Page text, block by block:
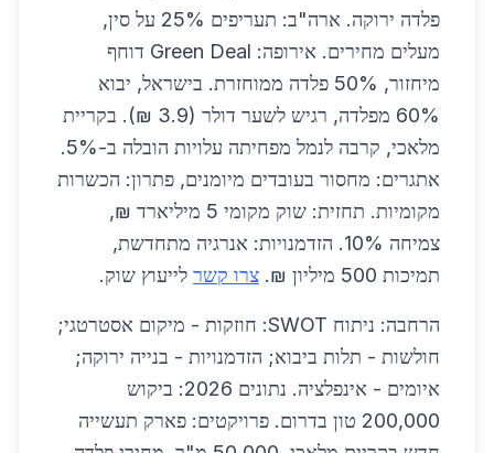
פלדה ירוקה. ארה"ב: תעריפים 25% על סין,
מעלים מחירים. אירופה: Green Deal דוחף
מיחזור, 50% פלדה ממוחזרת. בישראל, יבוא
60% מפלדה, רגיש לשער דולר (3.9 ₪). בקריית
מלאכי, קרבה לנמל מפחיתה עלויות הובלה ב-5%.
אתגרים: מחסור בעובדים מיומנים, פתרון: הכשרות
מקומיות. תחזית: שוק מקומי 5 מיליארד ₪,
צמיחה 10%. הזדמנויות: אנרגיה מתחדשת,
תמיכות 500 מיליון ₪.
צרו קשר לייעוץ שוק.
הרחבה: ניתוח SWOT: חוזקות - מיקום אסטרטגי;
חולשות - תלות ביבוא; הזדמנויות - בנייה ירוקה;
איומים - אינפלציה. נתונים 2026: ביקוש
200,000 טון בדרום. פרויקטים: פארק תעשייה